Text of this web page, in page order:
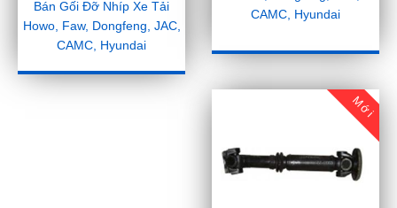
Bán Gối Đỡ Nhíp Xe Tải
Howo, Faw, Dongfeng, JAC,
CAMC, Hyundai
CAMC, Hyundai
Mới